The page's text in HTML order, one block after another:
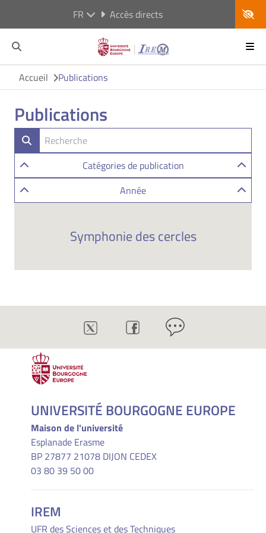
FR Accès directs
Accueil Publications
Publications
Catégories de publication
Année
Symphonie des cercles
UNIVERSITÉ BOURGOGNE EUROPE
Maison de l'université
Esplanade Erasme
BP 27877 21078 DIJON CEDEX
03 80 39 50 00
IREM
UFR des Sciences et des Techniques